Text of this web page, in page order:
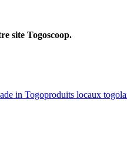
site Togoscoop.
in Togoproduits locaux